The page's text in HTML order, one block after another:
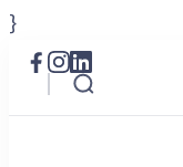
}